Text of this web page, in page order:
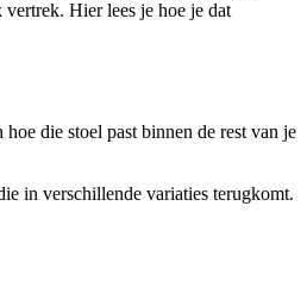
Hier lees je hoe je dat
die stoel past binnen de rest van je
in verschillende variaties terugkomt.